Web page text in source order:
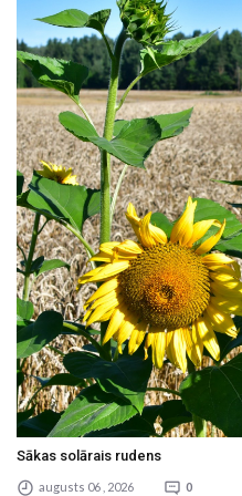
Sākas solārais rudens
augusts 06 , 2026 0